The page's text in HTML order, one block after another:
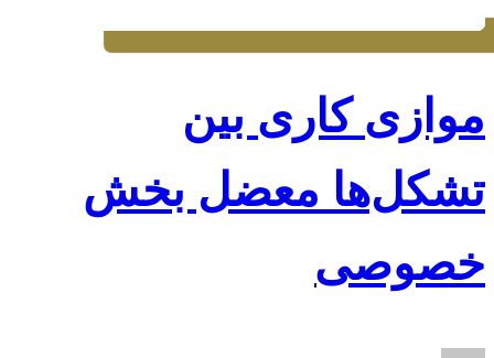
موازی کاری بین
تشکل‌ها معضل بخش
خصوصی